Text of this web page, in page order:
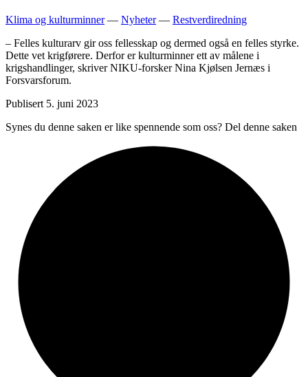
Klima og kulturminner — Nyheter — Restverdiredning
– Felles kulturarv gir oss fellesskap og dermed også en felles styrke.
Dette vet krigførere. Derfor er kulturminner ett av målene i
krigshandlinger, skriver NIKU-forsker Nina Kjølsen Jernæs i
Forsvarsforum.
Publisert 5. juni 2023
Synes du denne saken er like spennende som oss? Del denne saken